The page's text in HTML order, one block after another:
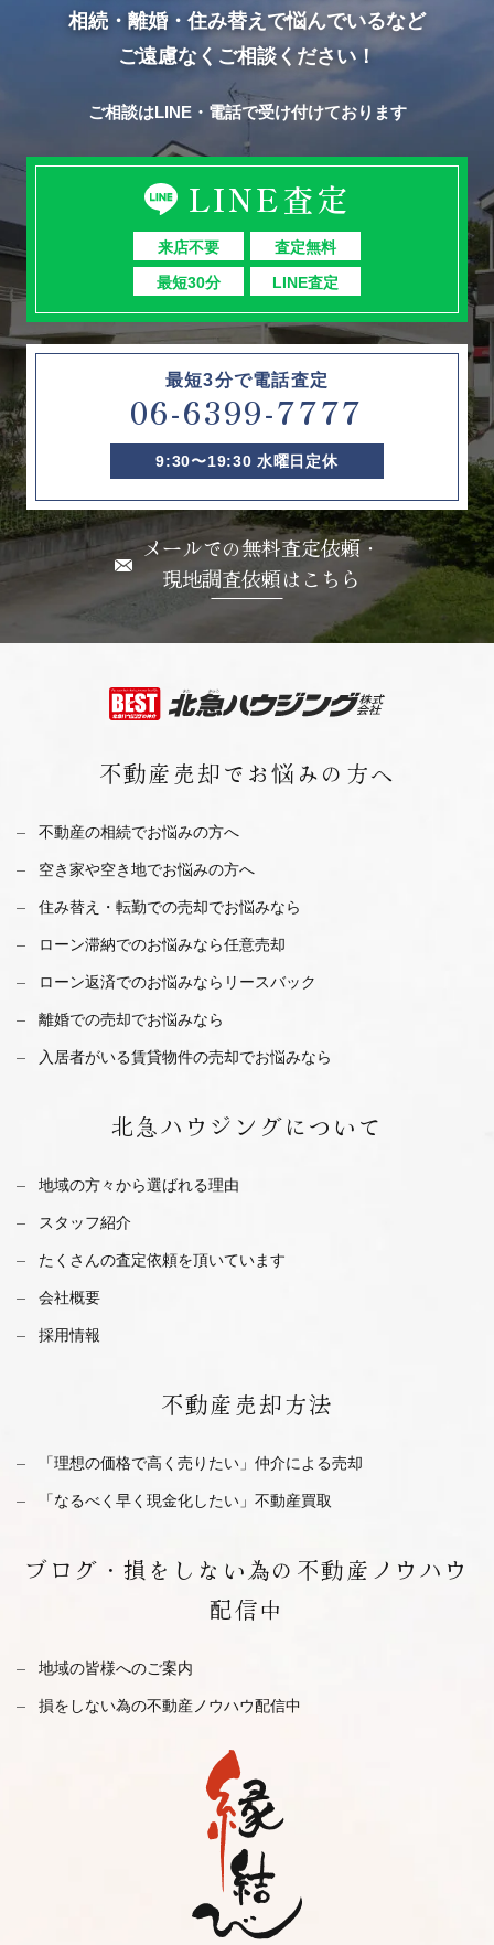
相続・離婚・住み替えで悩んでいるなど
ご遠慮なくご相談ください！
ご相談はLINE・電話で受け付けております
LINE査定
来店不要
査定無料
最短30分
LINE査定
最短3分で電話査定
06-6399-7777
9:30〜19:30 水曜日定休
メールでの無料査定依頼・
現地調査依頼はこちら
不動産売却で お悩みの方へ
不動産の相続でお悩みの方へ
空き家や空き地でお悩みの方へ
住み替え・転勤での売却でお悩みなら
ローン滞納でのお悩みなら任意売却
ローン返済でのお悩みならリースバック
離婚での売却でお悩みなら
入居者がいる賃貸物件の売却でお悩みなら
北急ハウジングについて
地域の方々から選ばれる理由
スタッフ紹介
たくさんの査定依頼を頂いています
会社概要
採用情報
不動産 売却方法
「理想の価格で高く売りたい」仲介による売却
「なるべく早く現金化したい」不動産買取
ブログ・ 損をしない為の不動産ノウハウ
配信中
地域の皆様へのご案内
損をしない為の不動産ノウハウ配信中